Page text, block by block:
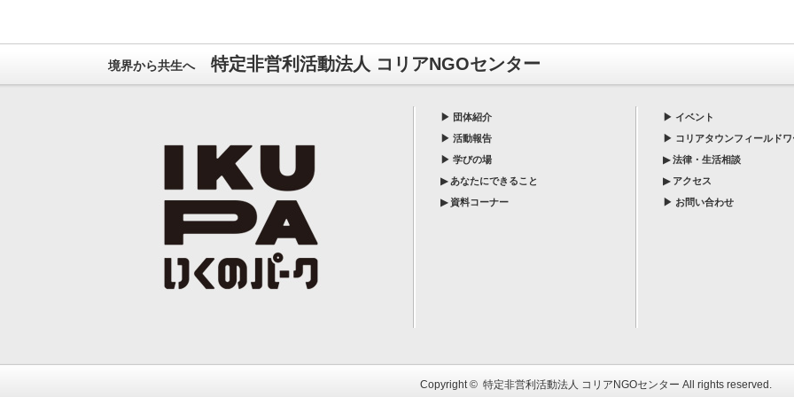
境界から共生へ 特定非営利活動法人 コリアNGOセンター
▶ 団体紹介
▶ 活動報告
▶ 学びの場
▶ あなたにできること
▶ 資料コーナー
▶ イベント
▶ コリアタウンフィールド
▶法律・生活相談
▶ アクセス
▶ お問い合わせ
Copyright © 特定非営利活動法人 コリアNGOセンター All rights reserved.